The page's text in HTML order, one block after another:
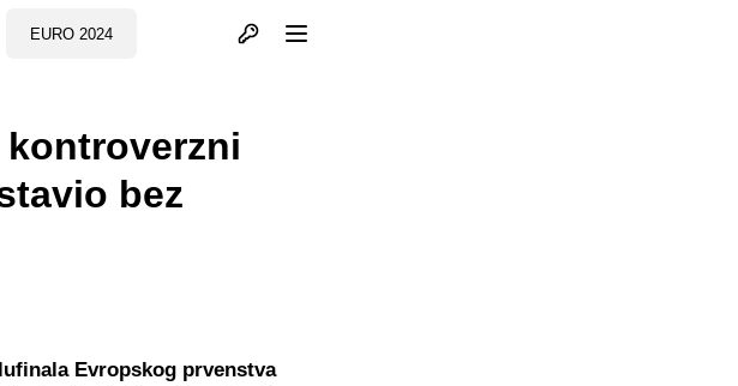
EURO 2024 Otvori profil
bez
Evropskog prvenstva